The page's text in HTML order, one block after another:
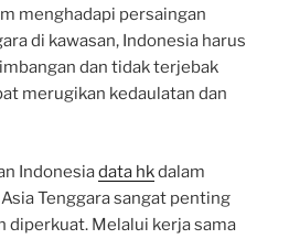
menghadapi persaingan
di kawasan, Indonesia harus
dan tidak terjebak
merugikan kedaulatan dan
Indonesiadata hkdalam
Tenggara sangat penting
diperkuat. Melalui kerja sama